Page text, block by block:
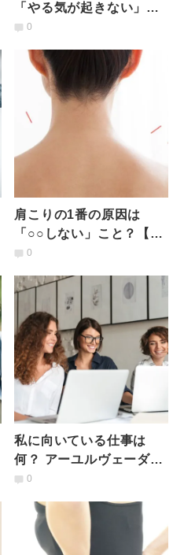
「やる気が起きない」罪
悪感を手放し、交感神経
すワーク】
0
肩こりの1番の原因は
「○○しない」こと？【今
すぐ1分】座ってできる
ーほぐし
0
私に向いている仕事は
何？ アーユルヴェーダ理
論のタイプ別「働き方の
0